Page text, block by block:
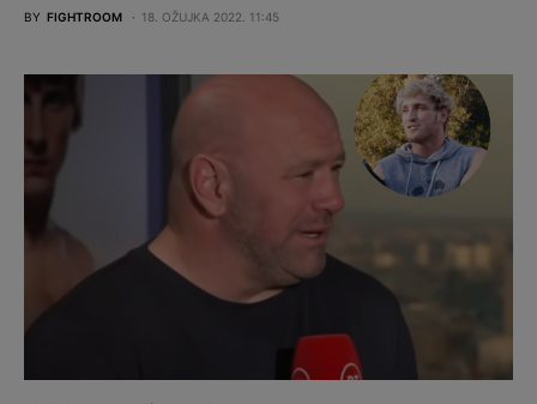
BY FIGHTROOM 18. OŽUJKA 2022. 11:45